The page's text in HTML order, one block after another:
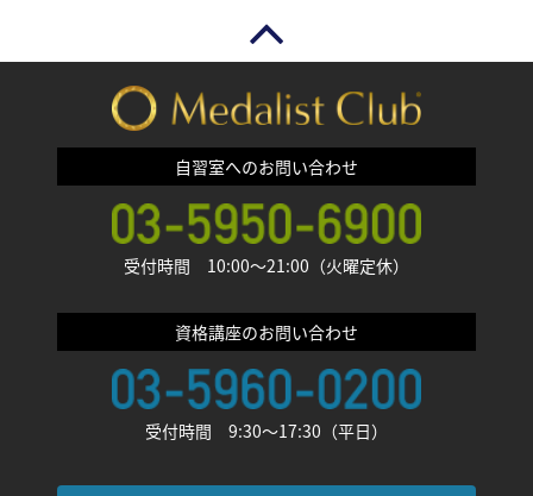
自習室へのお問い合わせ
受付時間 10:00〜21:00（火曜定休）
資格講座のお問い合わせ
受付時間 9:30〜17:30（平日）